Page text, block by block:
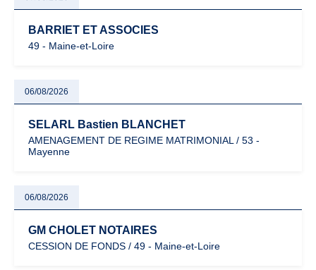
BARRIET ET ASSOCIES
49 - Maine-et-Loire
06/08/2026
SELARL Bastien BLANCHET
AMENAGEMENT DE REGIME MATRIMONIAL / 53 -
Mayenne
06/08/2026
GM CHOLET NOTAIRES
CESSION DE FONDS / 49 - Maine-et-Loire